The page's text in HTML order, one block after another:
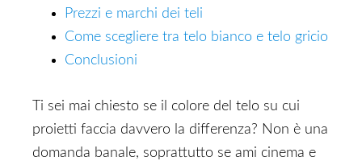
Prezzi e marchi dei teli
Come scegliere tra telo bianco e telo gricio
Conclusioni
Ti sei mai chiesto se il colore del telo su cui
proietti faccia davvero la differenza? Non è una
domanda banale, soprattutto se ami cinema e